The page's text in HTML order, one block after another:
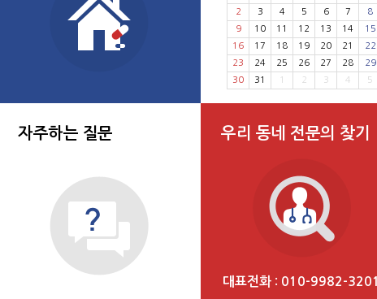
2
3 4 5 6 7
8
9
10 11 12 13 14
15
16
17 18 19 20 21
22
23
24 25 26 27 28
29
30
31 2 3 4 5
자주하는 질문 우리 동네 전문의 찾기
대표전화 : 010-9982-3201